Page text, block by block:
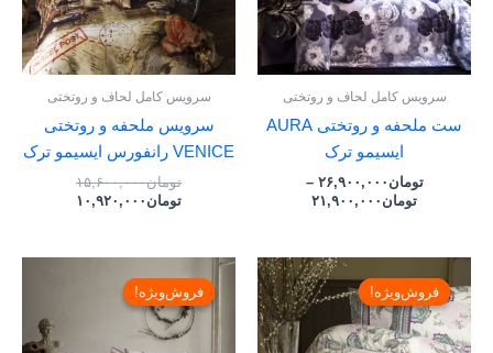
سرویس کامل لحاف و روتختی
ست ملحفه و روتختی AURA
ایسیمو ترک
تومان ۲۶,۹۰۰,۰۰۰ –
تومان ۲۱,۹۰۰,۰۰۰
سرویس کامل لحاف و روتختی
سرویس ملحفه و روتختی
VENICE رانفورس ایسیمو ترک
تومان۱۵,۶۰۰,۰۰۰
تومان ۱۰,۹۲۰,۰۰۰
فروش‌ویژه!
فروش‌ویژه!
Price
range:
تومان۹,۰۳۰,۰۰۰
through
تومان۱۰,۹۲۰,۰۰۰
فروش‌ویژه!
فروش‌ویژه!
through
تومان۱۰,۹۲۰,۰۰۰